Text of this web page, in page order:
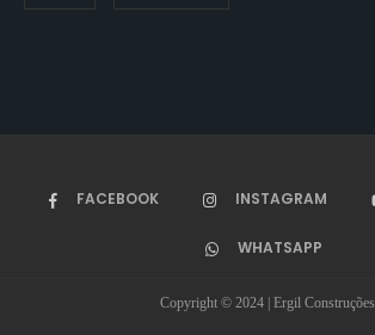
FACEBOOK INSTAGRAM
WHATSAPP
Copyright © 2024 | Ergil Construções